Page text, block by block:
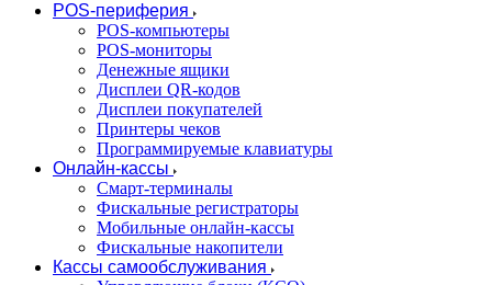
POS-периферия
POS-компьютеры
POS-мониторы
Денежные ящики
Дисплеи QR-кодов
Дисплеи покупателей
Принтеры чеков
Программируемые клавиатуры
Онлайн-кассы
Смарт-терминалы
Фискальные регистраторы
Мобильные онлайн-кассы
Фискальные накопители
Кассы самообслуживания